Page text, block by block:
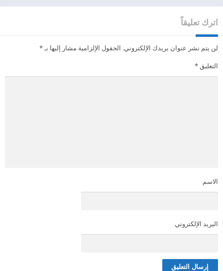
اترك تعليقاً
لن يتم نشر عنوان بريدك الإلكتروني. الحقول الإلزامية مشار إليها بـ*
التعليق*
الاسم
البريد الإلكتروني